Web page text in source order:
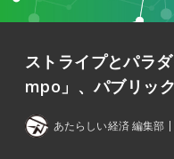
ストライプとパラ
mpo」、パブリッ
あたらしい経済 編集部